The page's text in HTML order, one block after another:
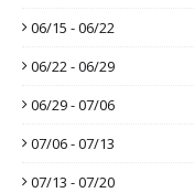
06/15 - 06/22
06/22 - 06/29
06/29 - 07/06
07/06 - 07/13
07/13 - 07/20